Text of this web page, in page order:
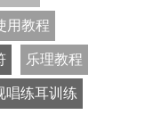
用教程
乐理教程
唱练耳训练